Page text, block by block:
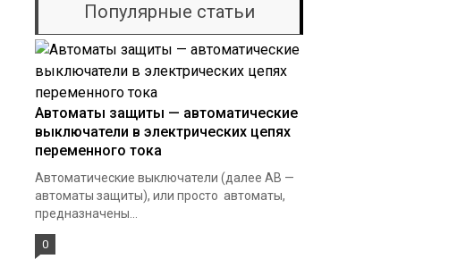
Популярные статьи
Автоматы защиты — автоматические
выключатели в электрических цепях
переменного тока
Автоматические выключатели (далее АВ —
автоматы защиты), или просто автоматы,
предназначены...
0